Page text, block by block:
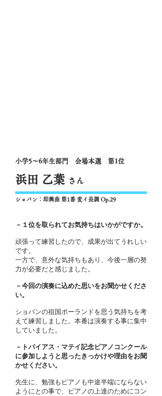
小学5～6年生部門 会場本選 第1位
浜田 乙葉 さん
ショパン：即興曲 第1番 変イ長調 Op.29
－１位を取られてお気持ちはいかがですか。
頑張って練習したので、成果が出てうれしい
です。
一方で、意外な気持ちもあり、今後一層の努
力が必要だと感じました。
－今回の演奏に込めた思いをお聞かせくださ
い。
ショパンの祖国ポーランドを思う気持ちを考
えて練習しました。本番は演奏する事に集中
していました。
－トバイアス・マテイ記念ピアノコンクール
に参加しようと思ったきっかけや理由をお聞
かせください。
先生に、勉強もピアノも中途半端にならない
ようにとの事で、ピアノの上達のためにコン